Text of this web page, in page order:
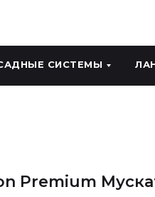
СИСТЕМЫ
Premium